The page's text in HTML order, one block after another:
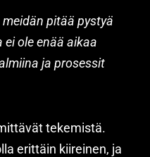
pitää pystyä
ole enää aikaa
ja prosessit
tekemistä.
erittäin kiireinen, ja